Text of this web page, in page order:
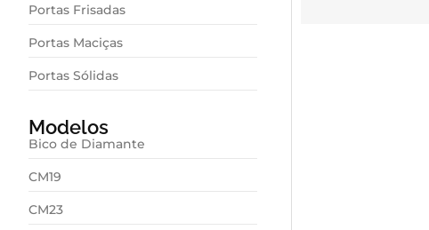
Portas Frisadas
Portas Maciças
Portas Sólidas
Modelos
Bico de Diamante
CM19
CM23